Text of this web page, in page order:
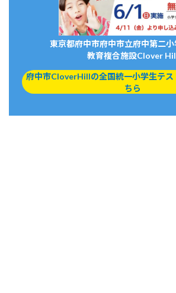
東京都府中市府中市立府中第二小
教育複合施設Clover
府中市CloverHillの全国統一小学生テス
ちら